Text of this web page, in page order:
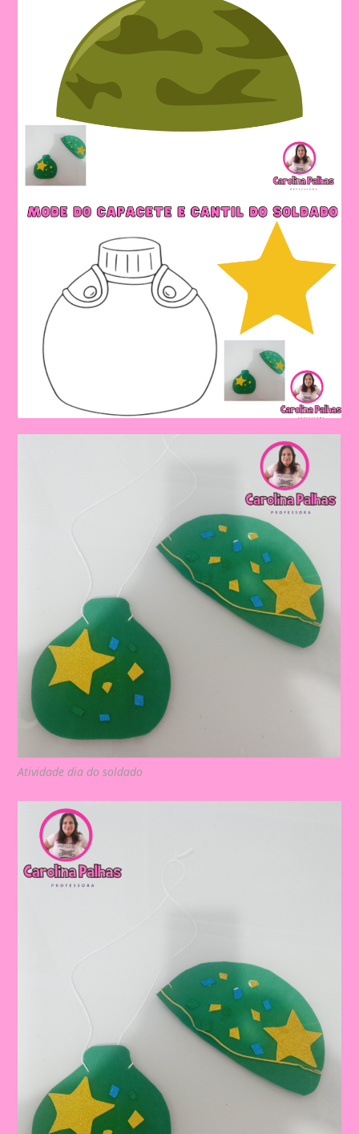
Atividade dia do soldado